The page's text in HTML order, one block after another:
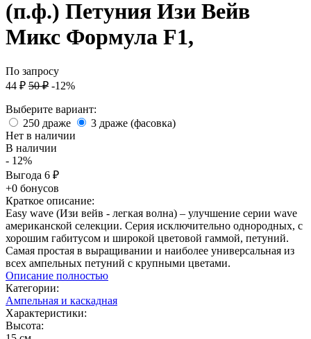
(п.ф.) Петуния Изи Вейв
Микс Формула F1,
По запросу
44 ₽ 50 ₽ -12%
Выберите вариант:
250 драже
3 драже (фасовка)
Нет в наличии
В наличии
- 12%
Выгода 6 ₽
+0 бонусов
Краткое описание:
Easy wave (Изи вейв - легкая волна) – улучшение серии wave
американской селекции. Серия исключительно однородных, с
хорошим габитусом и широкой цветовой гаммой, петуний.
Самая простая в выращивании и наиболее универсальная из
всех ампельных петуний с крупными цветами.
Описание полностью
Категории:
Ампельная и каскадная
Характеристики:
Высота: